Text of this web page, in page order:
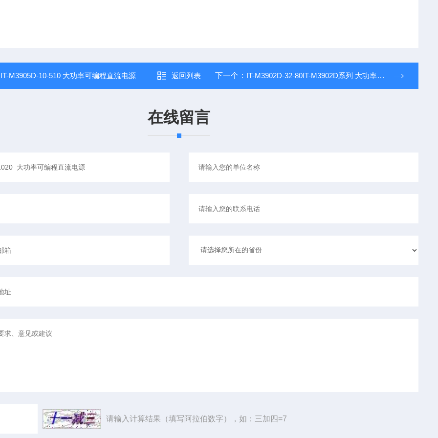
IT-M3905D-10-510 大功率可编程直流电源 返回列表 下一个： IT-M3902D-32-80IT-M3902D系列 大功率可编程直流电源
在线留言
请输入计算结果（填写阿拉伯数字），如：三加四=7